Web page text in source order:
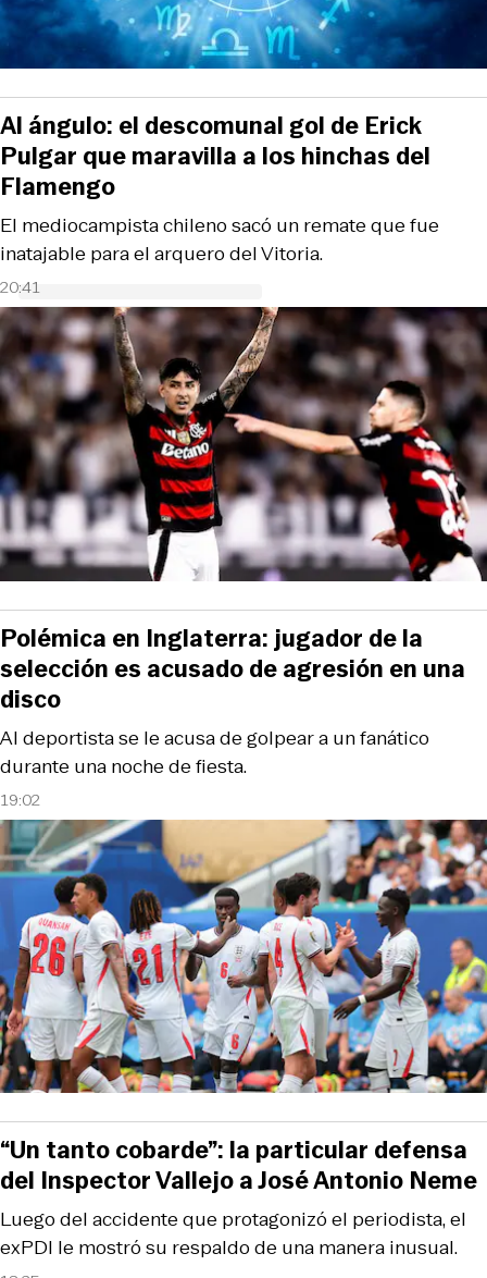
20:41
El mediocampista chileno sacó un remate que fue
inatajable para el arquero del Vitoria.
Al ángulo: el descomunal gol de Erick
Pulgar que maravilla a los hinchas del
Flamengo
19:02
Al deportista se le acusa de golpear a un fanático
durante una noche de fiesta.
Polémica en Inglaterra: jugador de la
selección es acusado de agresión en una
disco
Luego del accidente que protagonizó el periodista, el
exPDI le mostró su respaldo de una manera inusual.
“Un tanto cobarde”: la particular defensa
del Inspector Vallejo a José Antonio Neme